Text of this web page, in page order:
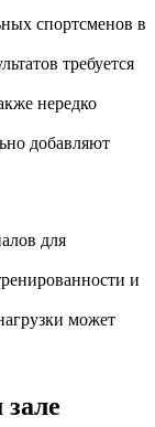
спортсменов в
требуется
нередко
добавляют
для
и
может